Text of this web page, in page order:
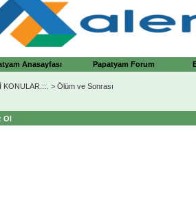
Anasayfası Papatyam Forum
KONULAR.::. > Ölüm ve Sonrası
Ol